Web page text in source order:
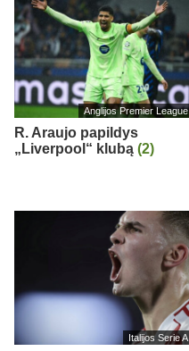
Anglijos Premier League
R. Araujo papildys
„Liverpool“ klubą (2)
Italijos Serie A